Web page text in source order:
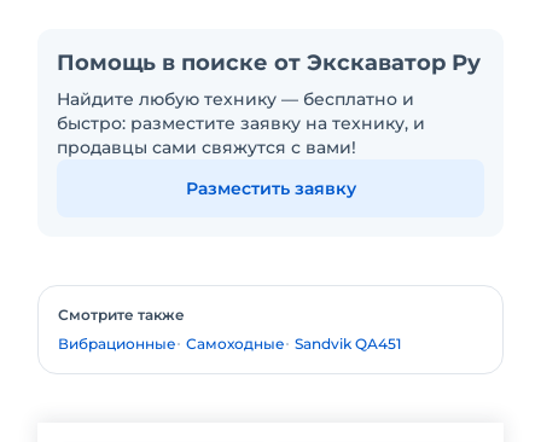
Помощь в поиске от Экскаватор Ру
Найдите любую технику — бесплатно и
быстро: разместите заявку на технику, и
продавцы сами свяжутся с вами!
Разместить заявку
Смотрите также
Вибрационные Самоходные Sandvik QA451